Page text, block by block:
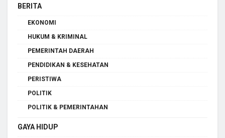
BERITA
EKONOMI
HUKUM & KRIMINAL
PEMERINTAH DAERAH
PENDIDIKAN & KESEHATAN
PERISTIWA
POLITIK
POLITIK & PEMERINTAHAN
GAYA HIDUP